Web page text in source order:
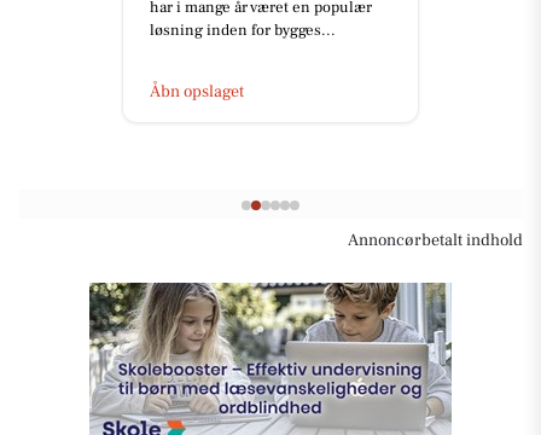
er ikke nødvendigvis
ensbetydende med en perfekt lak.
Åbn opslaget
Annoncørbetalt indhold